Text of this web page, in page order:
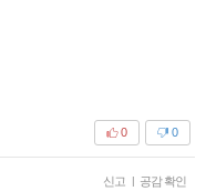
0
0
신고 | 공감 확인